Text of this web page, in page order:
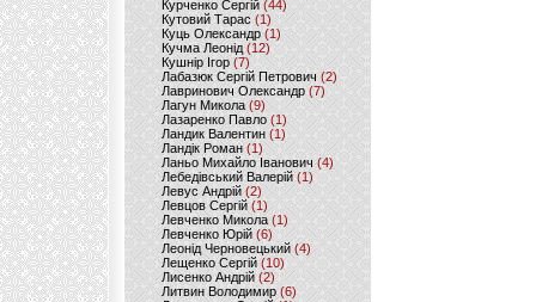
Курченко Сергій (44)
Кутовий Тарас (1)
Куць Олександр (1)
Кучма Леонід (12)
Кушнір Ігор(7)
Лабазюк Сергій Петрович (2)
Лавринович Олександр(7)
Лагун Микола(9)
Лазаренко Павло (1)
Ландик Валентин (1)
Ландік Роман (1)
Ланьо Михайло Іванович(4)
Лебедівський Валерій(1)
Левус Андрій(2)
Левцов Сергій (1)
Левченко Микола (1)
Левченко Юрій (6)
Леонід Черновецький (4)
Лещенко Сергій (10)
Лисенко Андрій (2)
Литвин Володимир (6)